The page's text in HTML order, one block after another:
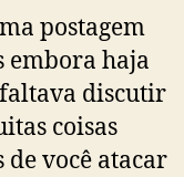
postagem
embora haja
discutir
coisas
de você atacar